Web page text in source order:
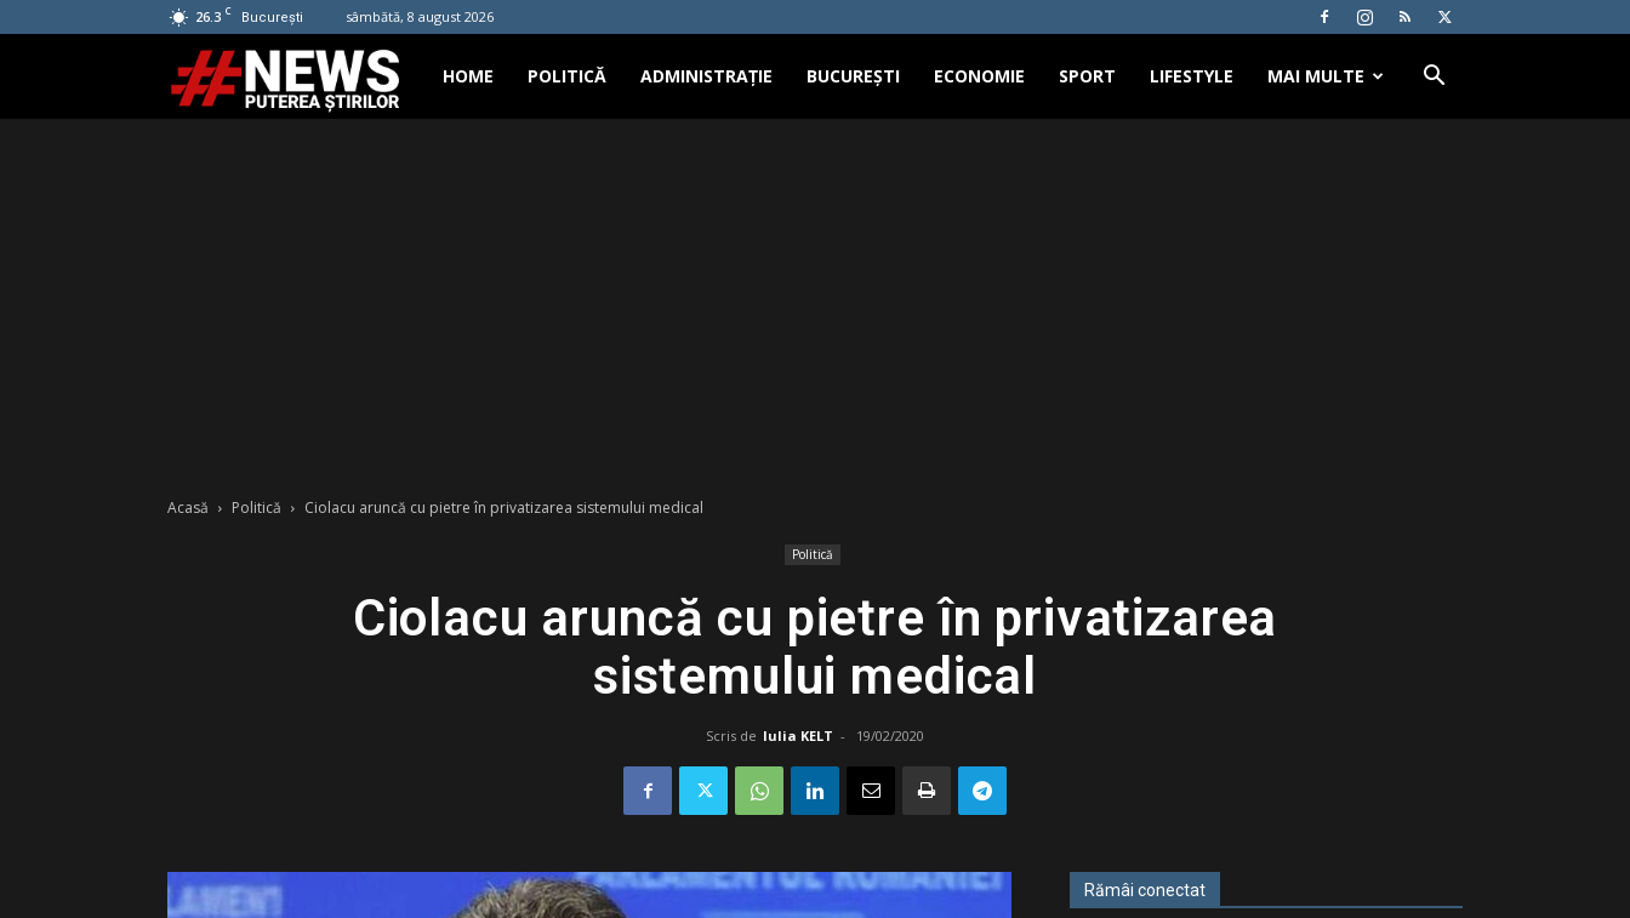
26.3 C București sâmbătă, 8 august 2026
Hashtag
HOME POLITICĂ ADMINISTRAȚIE BUCUREȘTI ECONOMIE SPORT LIFESTYLE MAI MULTE
Acasă Politică Ciolacu aruncă cu pietre în privatizarea sistemului medical
Politică
Ciolacu aruncă cu pietre în privatizarea
sistemului medical
Scris de Iulia KELT - 19/02/2020
Rămâi conectat